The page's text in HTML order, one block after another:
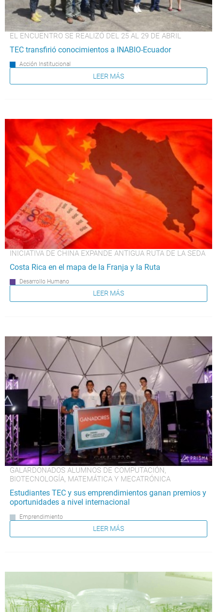
EL ENCUENTRO SE REALIZÓ DEL 25 AL 29 DE ABRIL
TEC transfirió conocimientos a INABIO-Ecuador
Acción Institucional
LEER MÁS
INICIATIVA DE CHINA EXPANDE ANTIGUA RUTA DE LA SEDA
Costa Rica en el mapa de la Franja y la Ruta
Desarrollo Humano
LEER MÁS
GALARDONADOS ALUMNOS DE COMPUTACIÓN,
BIOTECNOLOGÍA, MATEMÁTICA Y MECATRÓNICA
Estudiantes TEC y sus emprendimientos ganan premios y
oportunidades a nivel internacional
Emprendimiento
LEER MÁS